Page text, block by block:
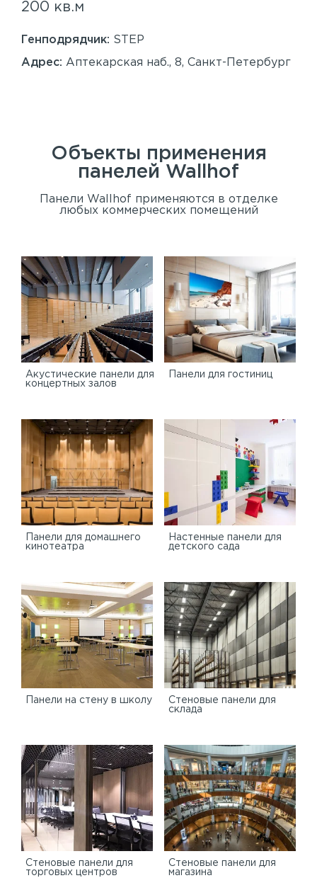
200 кв.м
Генподрядчик: STEP
Адрес: Аптекарская наб., 8, Санкт-Петербург
Объекты применения
панелей Wallhof
Панели Wallhof применяются в отделке
любых коммерческих помещений
Акустические панели для
концертных залов
Панели для гостиниц
Панели для домашнего
кинотеатра
Настенные панели для
детского сада
Панели на стену в школу
Стеновые панели для
склада
Cтеновые панели для
торговых центров
Стеновые панели для
магазина